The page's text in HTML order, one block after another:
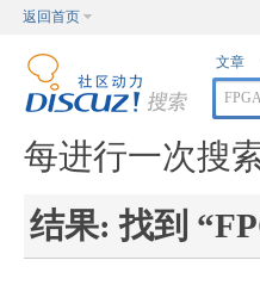
返回首页
文章
每进行一次搜
结果:找到 “